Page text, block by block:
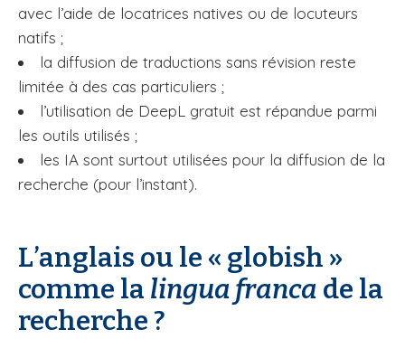
avec l’aide de locatrices natives ou de locuteurs
natifs ;
la diffusion de traductions sans révision reste
limitée à des cas particuliers ;
l’utilisation de DeepL gratuit est répandue parmi
les outils utilisés ;
les IA sont surtout utilisées pour la diffusion de la
recherche (pour l’instant).
L’anglais ou le « globish »
comme la lingua franca de la
recherche ?